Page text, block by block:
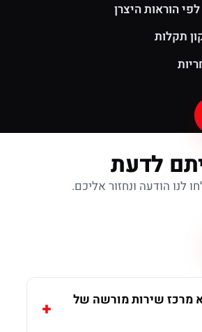
הוראות היצרן
תקלות
לדעת
הודעה ונחזור אליכם.
מרכז שירות מורשה של